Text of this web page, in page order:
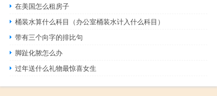
在美国怎么租房子
桶装水算什么科目（办公室桶装水计入什么科目）
带有三个向字的排比句
脚趾化脓怎么办
过年送什么礼物最惊喜女生